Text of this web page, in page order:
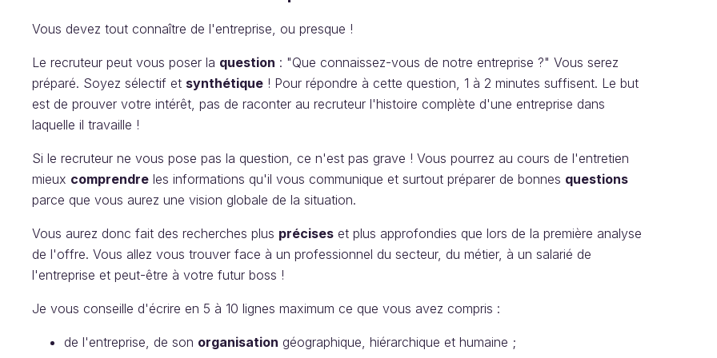
Vous devez tout connaître de l'entreprise, ou presque !
Le recruteur peut vous poser la question : "Que connaissez-vous de notre entreprise ?" Vous serez
préparé. Soyez sélectif et synthétique ! Pour répondre à cette question, 1 à 2 minutes suffisent. Le but
est de prouver votre intérêt, pas de raconter au recruteur l'histoire complète d'une entreprise dans
laquelle il travaille !
Si le recruteur ne vous pose pas la question, ce n'est pas grave ! Vous pourrez au cours de l'entretien
mieux comprendre les informations qu'il vous communique et surtout préparer de bonnes questions
parce que vous aurez une vision globale de la situation.
Vous aurez donc fait des recherches plus précises et plus approfondies que lors de la première analyse
de l'offre. Vous allez vous trouver face à un professionnel du secteur, du métier, à un salarié de
l'entreprise et peut-être à votre futur boss !
Je vous conseille d'écrire en 5 à 10 lignes maximum ce que vous avez compris :
de l'entreprise, de son organisation géographique, hiérarchique et humaine ;